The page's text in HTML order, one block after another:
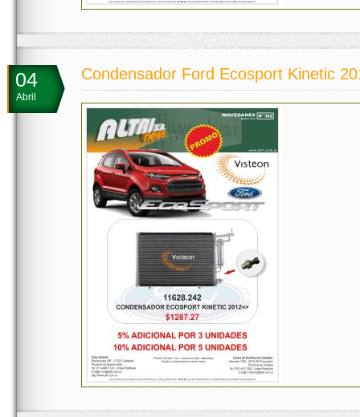
04
Abril
Condensador Ford Ecosport Kinetic